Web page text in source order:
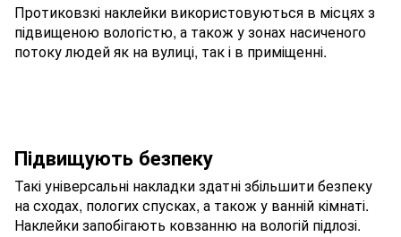
Протиковзкі наклейки використовуються в місцях з
підвищеною вологістю, а також у зонах насиченого
потоку людей як на вулиці, так і в приміщенні.
Підвищують безпеку
Такі універсальні накладки здатні збільшити безпеку
на сходах, пологих спусках, а також у ванній кімнаті.
Наклейки запобігають ковзанню на вологій підлозі.